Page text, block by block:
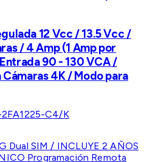
12 Vcc / 13.5 Vcc /
/ 4 Amp (1 Amp por
90 - 130 VCA /
4K / Modo para
2FA1225-C4/K